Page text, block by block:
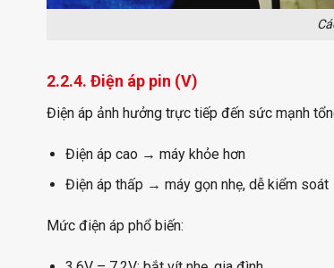
2.2.4. Điện áp pin (V)
Điện áp ảnh hưởng trực tiếp đến sức mạnh
Điện áp cao → máy khỏe hơn
Điện áp thấp → máy gọn nhẹ, dễ kiểm soát
Mức điện áp phổ biến: